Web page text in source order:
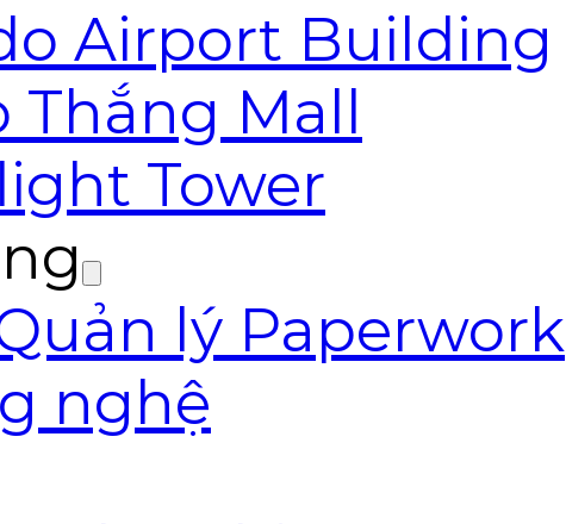
Airport Building
Thắng Mall
Tower
lý Paperwork
nghệ